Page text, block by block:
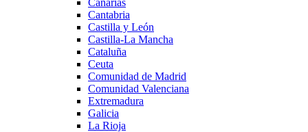
Cantabria
Castilla y León
Castilla-La Mancha
Cataluña
Ceuta
Comunidad de Madrid
Comunidad Valenciana
Extremadura
Galicia
La Rioja